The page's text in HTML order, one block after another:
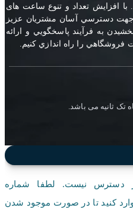
با افزايش تعداد و تنوع ساعت های
دسترسي آسان مشتريان عزيز
به فرآيند پاسخگويي و ارائه
فروشگاهي را راه اندازي کنيم.
تک ثانیه می باشد.
دسترس نیست. لطفا شماره
کنید تا در صورت موجود شدن